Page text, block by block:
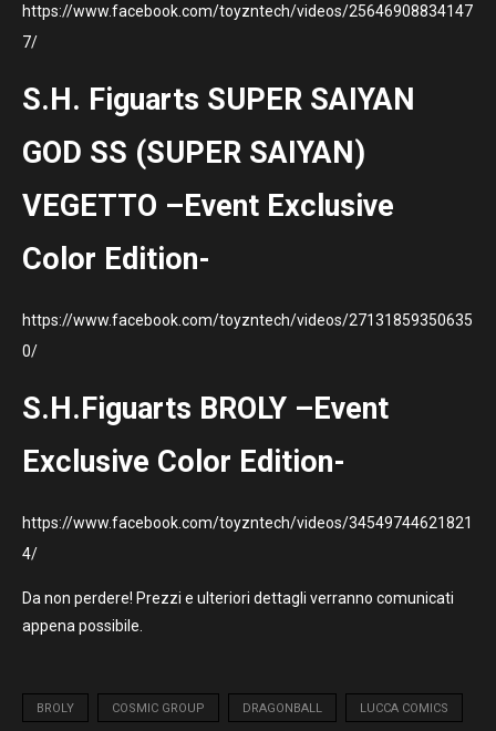
https://www.facebook.com/toyzntech/videos/25646908834147
7/
S.H. Figuarts SUPER SAIYAN
GOD SS (SUPER SAIYAN)
VEGETTO –Event Exclusive
Color Edition-
https://www.facebook.com/toyzntech/videos/27131859350635
0/
S.H.Figuarts BROLY –Event
Exclusive Color Edition-
https://www.facebook.com/toyzntech/videos/34549744621821
4/
Da non perdere! Prezzi e ulteriori dettagli verranno comunicati
appena possibile.
BROLY COSMIC GROUP DRAGONBALL LUCCA COMICS